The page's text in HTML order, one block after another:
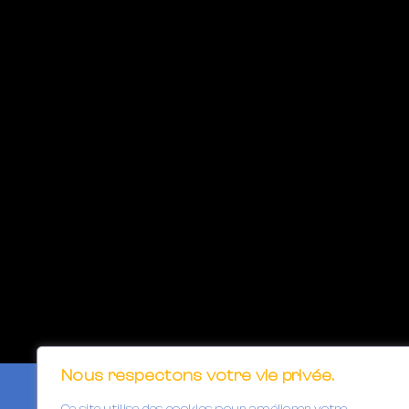
Nous respectons votre vie privée.